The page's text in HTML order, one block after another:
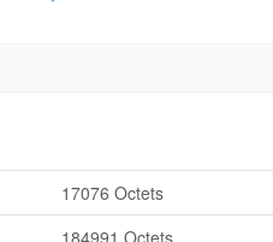
17076 Octets